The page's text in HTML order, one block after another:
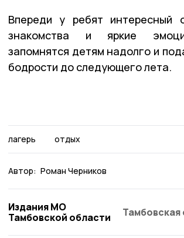
Впереди у ребят интересный
знакомства и яркие
запомнятся детям надолго и
бодрости до следующего лета.
лагерь отдых
Автор: Роман Черников
Издания МО
Тамбовской области
Тамбовская